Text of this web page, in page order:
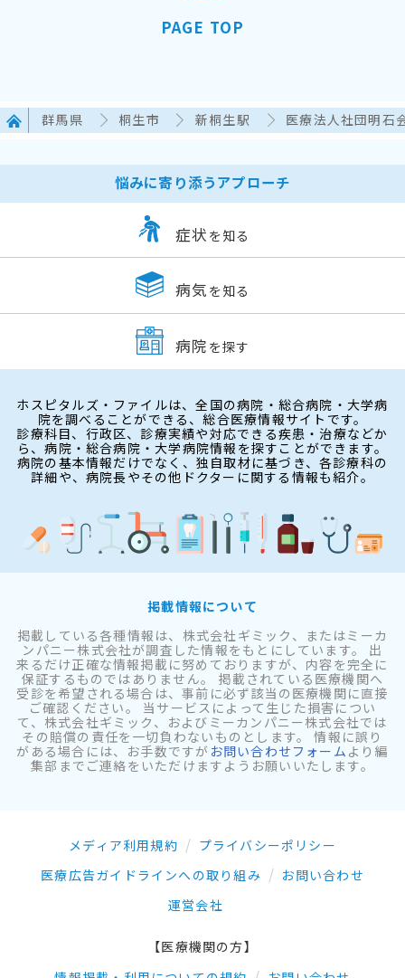
PAGE TOP
群馬県 桐生市 新桐生駅 医療法人社団明石
悩みに寄り添うアプローチ
症状 を知る
病気 を知る
病院 を探す
ホスピタルズ・ファイルは、全国の病院・総合病院・大学病
院を調べることができる、総合医療情報サイトです。
診療科目、行政区、診療実績や対応できる疾患・治療などか
ら、病院・総合病院・大学病院情報を探すことができます。
病院の基本情報だけでなく、独自取材に基づき、各診療科の
詳細や、病院長やその他ドクターに関する情報も紹介。
掲載情報について
掲載している各種情報は、株式会社ギミック、またはミーカ
ンパニー株式会社が調査した情報をもとにしています。 出
来るだけ正確な情報掲載に努めておりますが、内容を完全に
保証するものではありません。 掲載されている医療機関へ
受診を希望される場合は、事前に必ず該当の医療機関に直接
ご確認ください。 当サービスによって生じた損害につい
て、株式会社ギミック、およびミーカンパニー株式会社では
その賠償の責任を一切負わないものとします。 情報に誤り
がある場合には、お手数ですが お問い合わせフォーム より編
集部までご連絡をいただけますようお願いいたします。
メディア利用規約
プライバシーポリシー
医療広告ガイドラインへの取り組み
お問い合わせ
運営会社
【医療機関の方】